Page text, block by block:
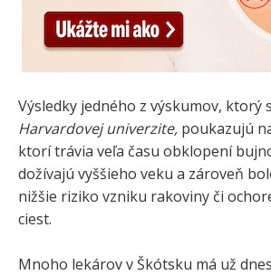
Výsledky jedného z výskumov, ktorý
Harvardovej univerzite, poukazujú
ktorí trávia veľa času obklopení
dožívajú vyššieho veku a zároveň
nižšie riziko vzniku rakoviny či
ciest.
Mnoho lekárov v Škótsku má už